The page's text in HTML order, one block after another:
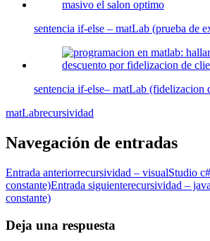
sentencia if-else – matLab (prueba de
sentencia if-else– matLab (fidelizacion
matLabrecursividad
Navegación de entradas
Entrada anteriorrecursividad – visualStudio
constante)Entrada siguienterecursividad –
constante)
Deja una respuesta